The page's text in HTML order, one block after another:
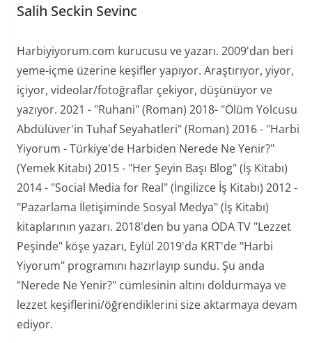
Salih Seckin Sevinc
Harbiyiyorum.com kurucusu ve yazarı. 2009'dan beri
yeme-içme üzerine keşifler yapıyor. Araştırıyor, yiyor,
içiyor, videolar/fotoğraflar çekiyor, düşünüyor ve
yazıyor. 2021 - "Ruhani" (Roman) 2018- "Ölüm Yolcusu
Abdülüver'in Tuhaf Seyahatleri" (Roman) 2016 - "Harbi
Yiyorum - Türkiye'de Harbiden Nerede Ne Yenir?"
(Yemek Kitabı) 2015 - "Her Şeyin Başı Blog" (İş Kitabı)
2014 - "Social Media for Real" (İngilizce İş Kitabı) 2012 -
"Pazarlama İletişiminde Sosyal Medya" (İş Kitabı)
kitaplarının yazarı. 2018'den bu yana ODA TV "Lezzet
Peşinde" köşe yazarı, Eylül 2019'da KRT'de "Harbi
Yiyorum" programını hazırlayıp sundu. Şu anda
"Nerede Ne Yenir?" cümlesinin altını doldurmaya ve
lezzet keşiflerini/öğrendiklerini size aktarmaya devam
ediyor.